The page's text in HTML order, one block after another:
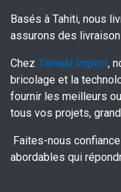
Basés à Tahiti, nous
assurons des
Chez Tamaki Import,
bricolage et la
fournir les meilleurs
tous vos projets,
Faites-nous
abordables qui